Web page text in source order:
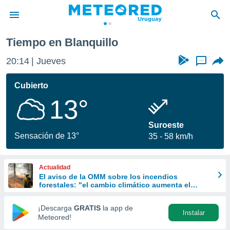
de
ha
que se
calidad.
a este
las
y
forma
digital
basada
Tiempo en Blanquillo
20:14 Jueves ...
Cubierto
13°
Sensación de 13°
Suroeste
35
58 km/h
Actualidad
El aviso de la OMM sobre los incendios
forestales: "el cambio climático aumenta el
¡Descarga GRATIS la app de
Meteored!
Instalar